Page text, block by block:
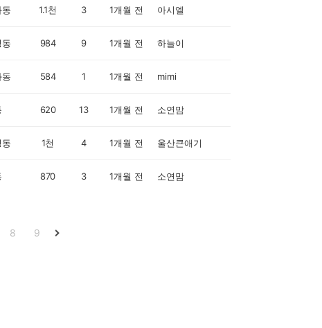
1.1천 3 1개월 전 아시엘
동 984 9 1개월 전 하늘이
584 1 1개월 전 mimi
620 13 1개월 전 소연맘
동 1천 4 1개월 전 울산큰애기
870 3 1개월 전 소연맘
8 9